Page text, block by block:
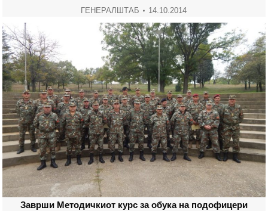
ГЕНЕРАЛШТАБ 14.10.2014
Заврши Методичкиот курс за обука на подофицери